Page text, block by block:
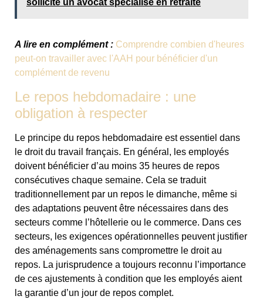
sollicité un avocat spécialisé en retraite
A lire en complément : Comprendre combien d'heures
peut-on travailler avec l'AAH pour bénéficier d'un
complément de revenu
Le repos hebdomadaire : une
obligation à respecter
Le principe du repos hebdomadaire est essentiel dans
le droit du travail français. En général, les employés
doivent bénéficier d’au moins 35 heures de repos
consécutives chaque semaine. Cela se traduit
traditionnellement par un repos le dimanche, même si
des adaptations peuvent être nécessaires dans des
secteurs comme l’hôtellerie ou le commerce. Dans ces
secteurs, les exigences opérationnelles peuvent justifier
des aménagements sans compromettre le droit au
repos. La jurisprudence a toujours reconnu l’importance
de ces ajustements à condition que les employés aient
la garantie d’un jour de repos complet.